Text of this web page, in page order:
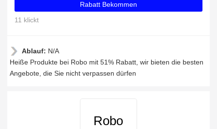
Rabatt Bekommen
11 klickt
Ablauf: N/A
Heiße Produkte bei Robo mit 51% Rabatt, wir bieten die besten
Angebote, die Sie nicht verpassen dürfen
Robo